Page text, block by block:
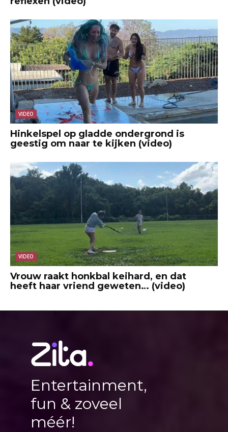
VIDEO
Hinkelspel op gladde ondergrond is
geestig om naar te kijken (video)
VIDEO
Vrouw raakt honkbal keihard, en dat
heeft haar vriend geweten… (video)
Entertainment,
fun & zoveel
méér!